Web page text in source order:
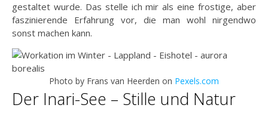
gestaltet wurde. Das stelle ich mir als eine frostige, aber
faszinierende Erfahrung vor, die man wohl nirgendwo
sonst machen kann.
Photo by Frans van Heerden on Pexels.com
Der Inari-See – Stille und Natur